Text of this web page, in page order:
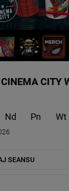
CITY
Nd Pn Wt
SEANSU